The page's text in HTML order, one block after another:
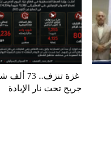
جريح تحت نار الإبادة